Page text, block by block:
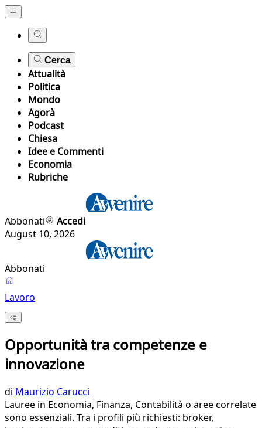
Cerca
Attualità
Politica
Mondo
Agorà
Podcast
Chiesa
Idee e Commenti
Economia
Rubriche
Abbonati
Accedi
August 10, 2026
Abbonati
Lavoro
Opportunità tra competenze e
innovazione
di Maurizio Carucci
Lauree in Economia, Finanza, Contabilità o aree correlate
sono essenziali. Tra i profili più richiesti: broker,